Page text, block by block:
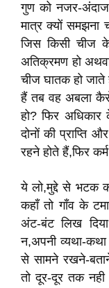
गुण को नजर-
मात्र क्यों समझना
जिस किसी चीज
अतिक्रमण हो
चीज घातक हो
हैं तब वह अबला
हो? फिर
दोनों की प्राप्ति
रहने होते हैं,फिर
ये लो,मुद्दे से भटक
कहाँ तो गाँव के
अंट-बंट लिख
न,अपनी व्यथा-
से सामने रखने-
तो दूर-दूर तक